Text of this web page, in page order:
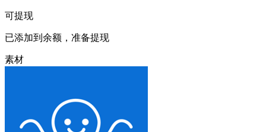
可提现
已添加到余额，准备提现
素材